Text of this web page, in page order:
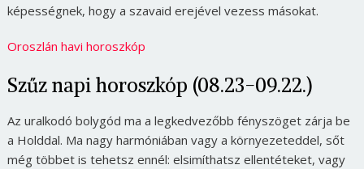
képességnek, hogy a szavaid erejével vezess másokat.
Oroszlán havi horoszkóp
Szűz napi horoszkóp (08.23-09.22.)
Az uralkodó bolygód ma a legkedvezőbb fényszöget zárja be
a Holddal. Ma nagy harmóniában vagy a környezeteddel, sőt
még többet is tehetsz ennél: elsimíthatsz ellentéteket, vagy